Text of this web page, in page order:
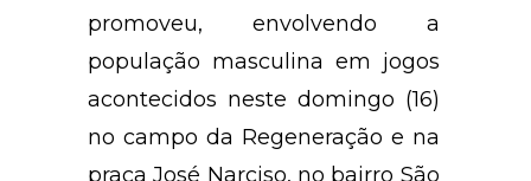
promoveu, envolvendo a
população masculina em jogos
acontecidos neste domingo (16)
no campo da Regeneração e na
praça José Narciso, no bairro São